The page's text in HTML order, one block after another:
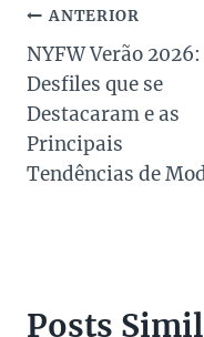
Navegação
de
Post
ANTERIOR
NYFW Verão 2026:
Desfiles que se
Destacaram e as
Principais
Tendências de
Posts